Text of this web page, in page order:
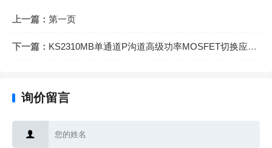
上一篇： 第一页
下一篇： KS2310MB单通道P沟道高级功率MOSFET切换应用系统芯片
询价留言
